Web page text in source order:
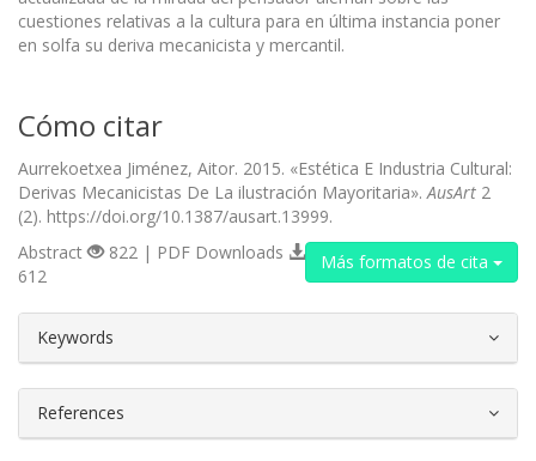
cuestiones relativas a la cultura para en última instancia poner
en solfa su deriva mecanicista y mercantil.
Cómo citar
Aurrekoetxea Jiménez, Aitor. 2015. «Estética E Industria Cultural:
Derivas Mecanicistas De La ilustración Mayoritaria». AusArt 2
(2). https://doi.org/10.1387/ausart.13999.
Más formatos de cita
Abstract
822 | PDF Downloads
612
Keywords
References